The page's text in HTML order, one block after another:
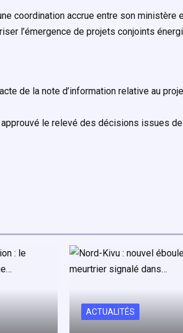
coordination accrue entre son ministère
l’émergence de projets conjoints
de la note d’information relative au
le relevé des décisions issues de
ACTUALITÉS